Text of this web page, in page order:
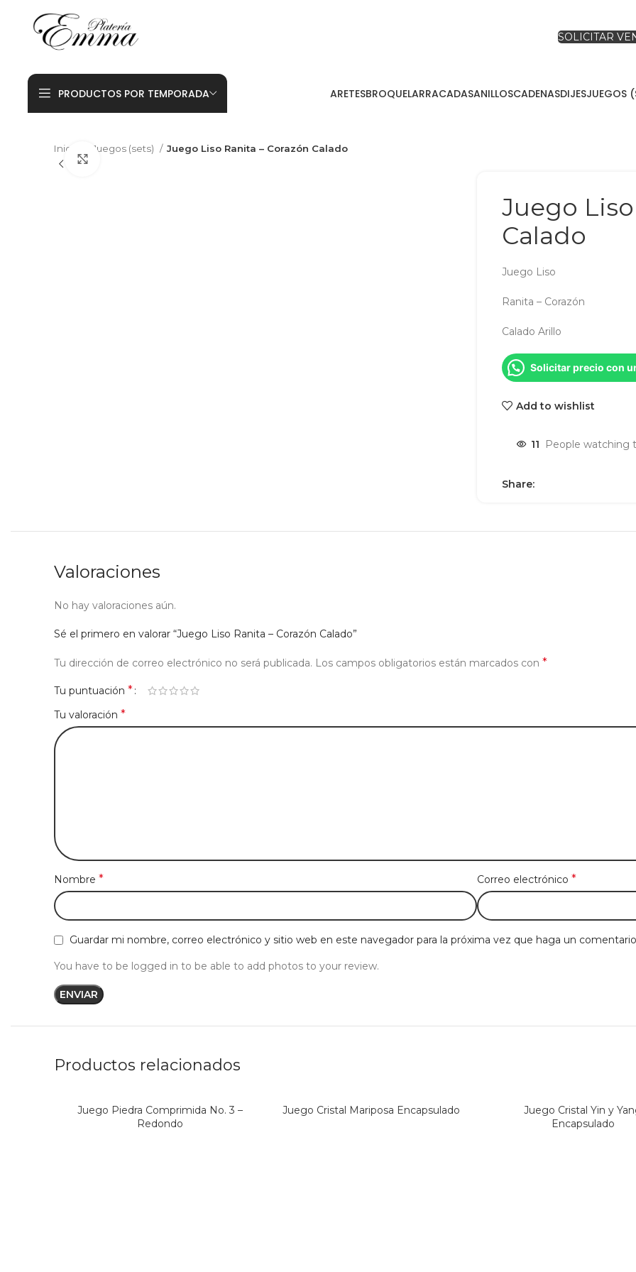
SOLICITAR
PRODUCTOS POR TEMPORADA ARETESBROQUELARRACADASANILLOSCADENASDIJESJUEGOS
Inicio Juegos (sets) Juego Liso Ranita – Corazón Calado
Juego
Calado
Juego Liso
Ranita – Corazón
Calado Arillo
Solicitar precio con
Add to wishlist
11 People watching
Share:
Valoraciones
No hay valoraciones aún.
Sé el primero en valorar “Juego Liso Ranita – Corazón Calado”
Tu dirección de correo electrónico no será publicada. Los campos obligatorios están marcados con *
Tu puntuación *
Tu valoración *
Nombre * Correo electrónico *
Guardar mi nombre, correo electrónico y sitio web en este navegador para la próxima vez que haga un
You have to be logged in to be able to add photos to your review.
Productos relacionados
Juego Piedra Comprimida No. 3 –
Redondo
Juego Cristal Mariposa Encapsulado
Juego Cristal Yin y
Encapsulado